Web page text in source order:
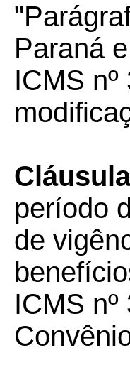
Paraná
ICMS
período
de
ICMS